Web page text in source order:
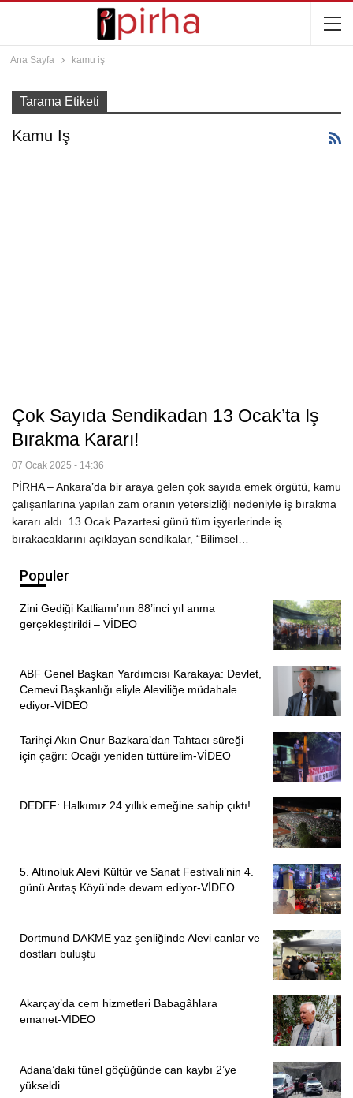
Ana Sayfa kamu iş
Tarama Etiketi
Kamu Iş
Çok Sayıda Sendikadan 13 Ocak’ta Iş
Bırakma Kararı!
07 Ocak 2025 - 14:36
PİRHA – Ankara’da bir araya gelen çok sayıda emek örgütü, kamu
çalışanlarına yapılan zam oranın yetersizliği nedeniyle iş bırakma
kararı aldı. 13 Ocak Pazartesi günü tüm işyerlerinde iş
bırakacaklarını açıklayan sendikalar, “Bilimsel…
Populer
Zini Gediği Katliamı’nın 88’inci yıl anma
gerçekleştirildi – VİDEO
ABF Genel Başkan Yardımcısı Karakaya: Devlet,
Cemevi Başkanlığı eliyle Aleviliğe müdahale
ediyor-VİDEO
Tarihçi Akın Onur Bazkara’dan Tahtacı süreği
için çağrı: Ocağı yeniden tüttürelim-VİDEO
DEDEF: Halkımız 24 yıllık emeğine sahip çıktı!
5. Altınoluk Alevi Kültür ve Sanat Festivali’nin 4.
günü Arıtaş Köyü’nde devam ediyor-VİDEO
Dortmund DAKME yaz şenliğinde Alevi canlar ve
dostları buluştu
Akarçay’da cem hizmetleri Babagâhlara
emanet-VİDEO
Adana’daki tünel göçüğünde can kaybı 2’ye
yükseldi